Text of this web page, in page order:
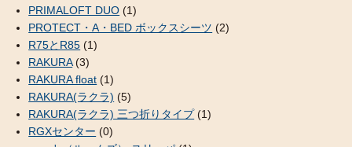
PRIMALOFT DUO (1)
PROTECT・A・BED ボックスシーツ (2)
R75とR85 (1)
RAKURA(3)
RAKURA float (1)
RAKURA(ラクラ) (5)
RAKURA(ラクラ) 三つ折りタイプ(1)
RGXセンター (0)